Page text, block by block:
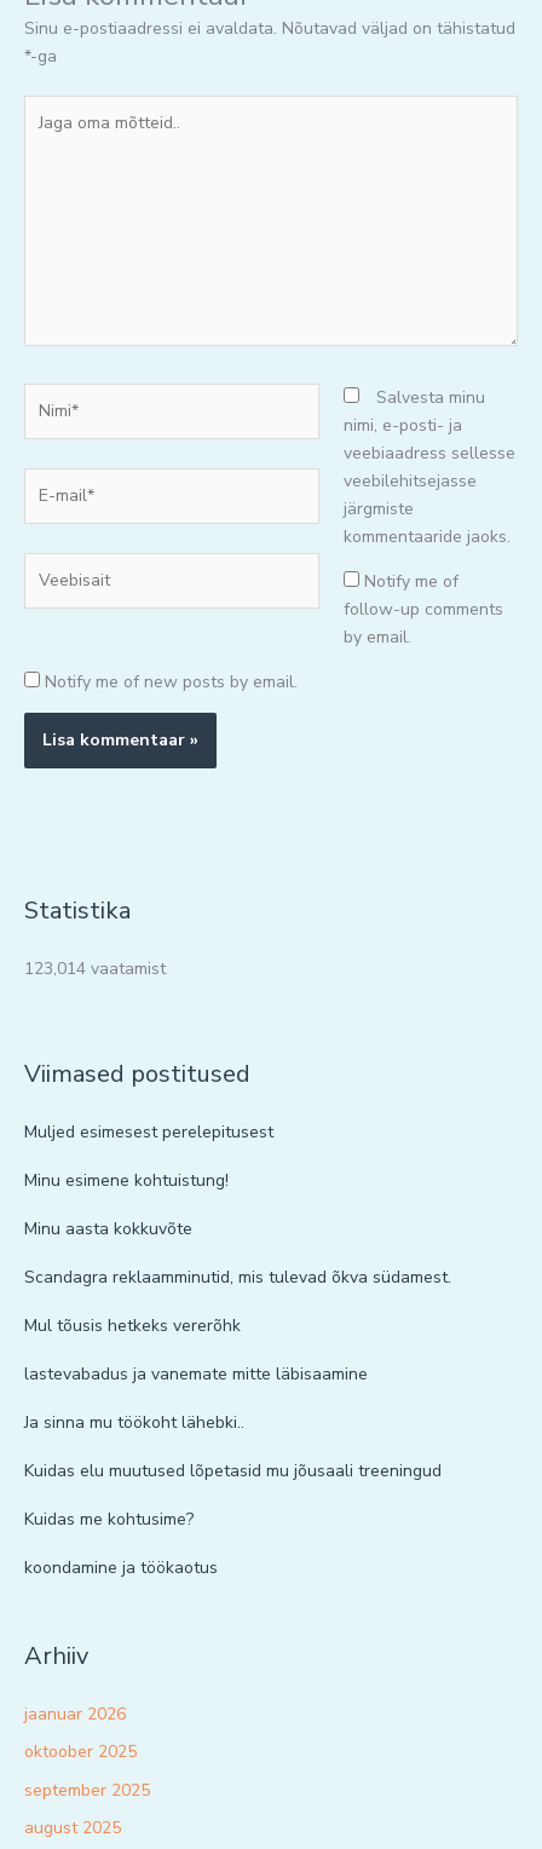
Sinu e-postiaadressi ei avaldata. Nõutavad väljad on tähistatud
*-ga
oma
mail*
Salvesta minu
nimi, e-posti- ja
veebiaadress sellesse
veebilehitsejasse
järgmiste
kommentaaride jaoks.
Notify me of
follow-up comments
by email.
Notify me of new posts by email.
Statistika
123,014 vaatamist
Viimased postitused
Muljed esimesest perelepitusest
Minu esimene kohtuistung!
Minu aasta kokkuvõte
Scandagra reklaamminutid, mis tulevad õkva südamest.
Mul tõusis hetkeks vererõhk
lastevabadus ja vanemate mitte läbisaamine
Ja sinna mu töökoht lähebki..
Kuidas elu muutused lõpetasid mu jõusaali treeningud
Kuidas me kohtusime?
koondamine ja töökaotus
Arhiiv
jaanuar 2026
oktoober 2025
september 2025
august 2025